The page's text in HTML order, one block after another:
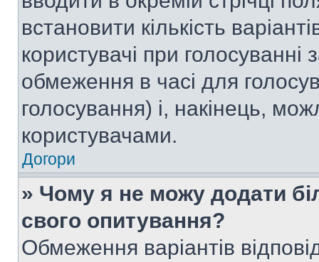
встановити кількість
користувачі при
обмеження в часі для
голосування) і, накінець,
користувачами.
Догори
» Чому я не можу додати
свого опитування?
Обмеження варіантів